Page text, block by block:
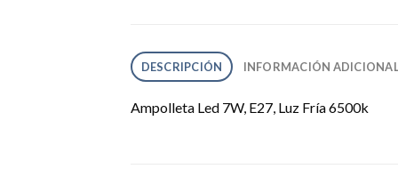
DESCRIPCIÓN INFORMACIÓN
Ampolleta Led 7W, E27, Luz Fría 6500k